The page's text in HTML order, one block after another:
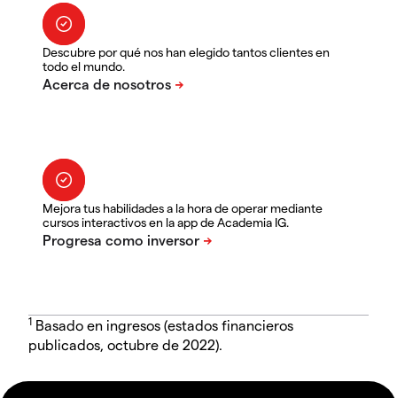
Descubre por qué nos han elegido tantos clientes en
todo el mundo.
Mejora tus habilidades a la hora de operar mediante
cursos interactivos en la app de Academia IG.
1 Basado en ingresos (estados financieros
publicados, octubre de 2022).